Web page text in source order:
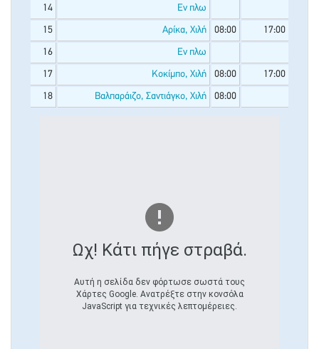
14 Εν πλω
15 Αρίκα, Χιλή 08:00 17:00
16 Εν πλω
17 Κοκίμπο, Χιλή 08:00 17:00
18 Βαλπαράιζο, Σαντιάγκο, Χιλή 08:00
Ωχ! Κάτι πήγε στραβά.
Αυτή η σελίδα δεν φόρτωσε σωστά τους
Χάρτες Google. Ανατρέξτε στην κονσόλα
JavaScript για τεχνικές λεπτομέρειες.